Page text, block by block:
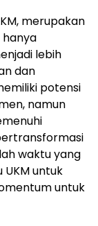
merupakan
hanya
lebih
dan
potensi
namun
waktu yang
untuk
untuk